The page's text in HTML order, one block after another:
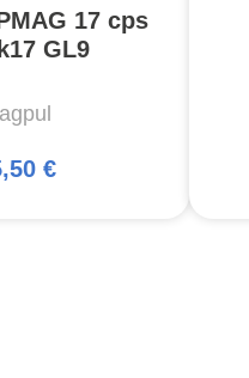
17 cps
GL9
€